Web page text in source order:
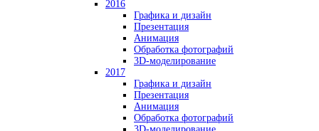
2016
Графика и дизайн
Презентация
Анимация
Обработка фотографий
3D-моделирование
2017
Графика и дизайн
Презентация
Анимация
Обработка фотографий